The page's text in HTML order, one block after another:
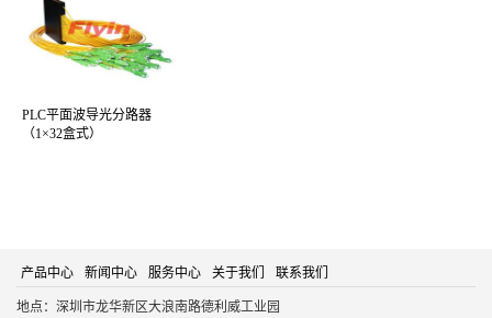
PLC平面波导光分路器
（1×32盒式）
产品中心 新闻中心 服务中心 关于我们 联系我们
地点：深圳市龙华新区大浪南路德利威工业园